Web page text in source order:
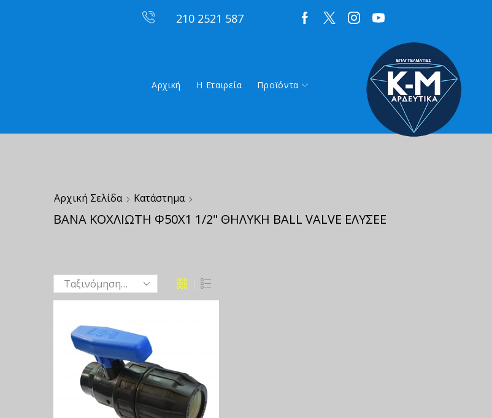
210 2521 587
Αρχική Η Εταιρεία Προϊόντα
Αρχική Σελίδα Κατάστημα
ΒΑΝΑ ΚΟΧΛΙΩΤΗ Φ50Χ1 1/2" ΘΗΛΥΚΗ BALL VALVE ΕΛΥΣΕΕ